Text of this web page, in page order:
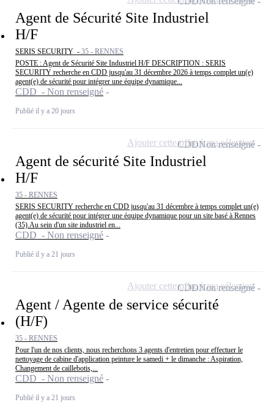
Agent de Sécurité Site Industriel
H/F
SERIS SECURITY - 35 - RENNES
POSTE : Agent de Sécurité Site Industriel H/F DESCRIPTION : SERIS
SECURITY recherche en CDD jusqu'au 31 décembre 2026 à temps complet un(e)
agent(e) de sécurité pour intégrer une équipe dynamique...
CDD - Non renseigné
Publié il y a 20 jours
Agent de sécurité Site Industriel
H/F
35 - RENNES
SERIS SECURITY recherche en CDD jusqu'au 31 décembre à temps complet un(e)
agent(e) de sécurité pour intégrer une équipe dynamique pour un site basé à Rennes
(35).Au sein d'un site industriel en...
CDD - Non renseigné
Publié il y a 21 jours
CDDNon renseigné
Ajouter cette offre à ma sélection
Agent / Agente de service sécurité
(H/F)
35 - RENNES
Pour l'un de nos clients, nous recherchons 3 agents d'entretien pour effectuer le
nettoyage de cabine d'application peinture le samedi + le dimanche : Aspiration,
Changement de caillebotis,...
CDD - Non renseigné
Publié il y a 21 jours
CDDNon renseigné
Ajouter cette offre à ma sélection